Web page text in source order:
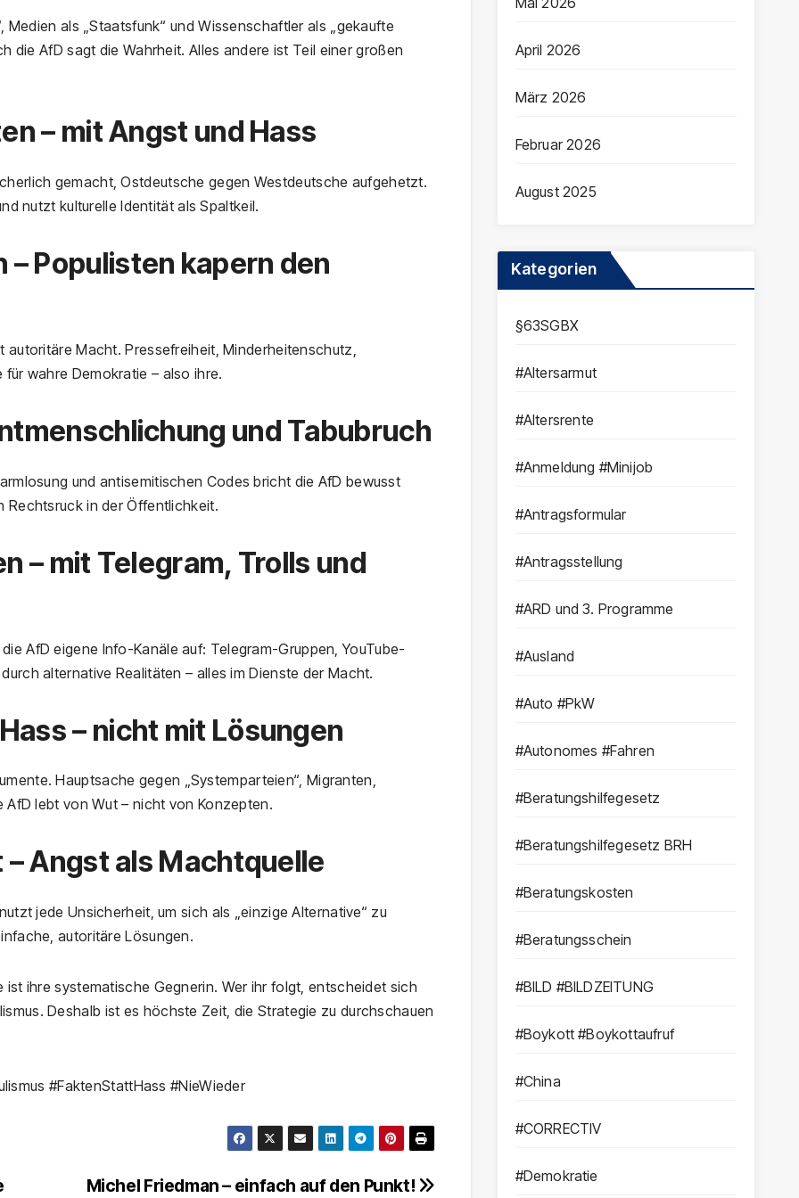
als „Staatsfunk“ und Wissenschaftler als „gekaufte
die AfD sagt die Wahrheit. Alles andere ist Teil einer großen
– mit Angst und Hass
gemacht, Ostdeutsche gegen Westdeutsche aufgehetzt.
nutzt kulturelle Identität als Spaltkeil.
Populisten kapern den
autoritäre Macht. Pressefreiheit, Minderheitenschutz,
wahre Demokratie – also ihre.
und Tabubruch
und antisemitischen Codes bricht die AfD bewusst
Rechtsruck in der Öffentlichkeit.
– mit Telegram, Trolls und
AfD eigene Info-Kanäle auf: Telegram-Gruppen, YouTube-
alternative Realitäten – alles im Dienste der Macht.
– nicht mit Lösungen
Hauptsache gegen „Systemparteien“, Migranten,
AfD lebt von Wut – nicht von Konzepten.
Angst als Machtquelle
jede Unsicherheit, um sich als „einzige Alternative“ zu
autoritäre Lösungen.
ihre systematische Gegnerin. Wer ihr folgt, entscheidet sich
Deshalb ist es höchste Zeit, die Strategie zu durchschauen
#FaktenStattHass #NieWieder
Michel Friedman – einfach auf den Punkt!
April 2026
März 2026
Februar 2026
August 2025
Kategorien
§63SGBX
#Altersarmut
#Altersrente
#Anmeldung #Minijob
#Antragsformular
#Antragsstellung
#ARD und 3. Programme
#Ausland
#Auto #PkW
#Autonomes #Fahren
#Beratungshilfegesetz
#Beratungshilfegesetz BRH
#Beratungskosten
#Beratungsschein
#BILD #BILDZEITUNG
#Boykott #Boykottaufruf
#China
#CORRECTIV
#Demokratie